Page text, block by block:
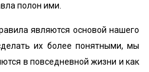
полон ими.
являются основой нашего
их более понятными, мы
в повседневной жизни и как